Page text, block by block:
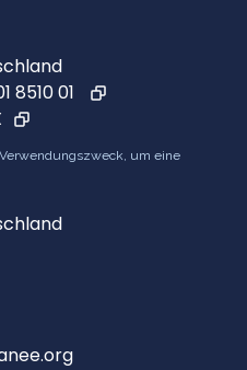
8510 01
um eine